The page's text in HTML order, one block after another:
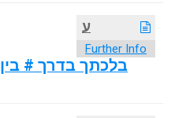
ע
Further Info
בלכתך בדרך #